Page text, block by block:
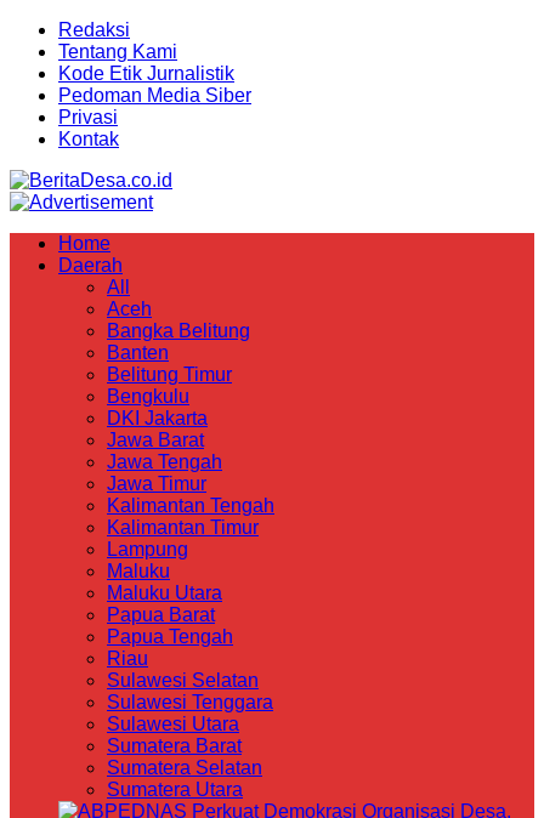
Redaksi
Tentang Kami
Kode Etik Jurnalistik
Pedoman Media Siber
Privasi
Kontak
Home
Daerah
All
Aceh
Bangka Belitung
Banten
Belitung Timur
Bengkulu
DKI Jakarta
Jawa Barat
Jawa Tengah
Jawa Timur
Kalimantan Tengah
Kalimantan Timur
Lampung
Maluku
Maluku Utara
Papua Barat
Papua Tengah
Riau
Sulawesi Selatan
Sulawesi Tenggara
Sulawesi Utara
Sumatera Barat
Sumatera Selatan
Sumatera Utara